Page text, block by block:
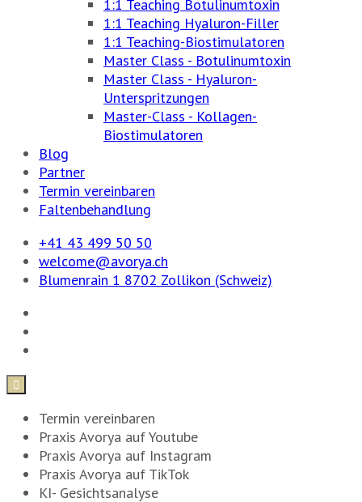
1:1 Teaching Botulinumtoxin
1:1 Teaching Hyaluron-Filler
1:1 Teaching-Biostimulatoren
Master Class - Botulinumtoxin
Master Class - Hyaluron-
Unterspritzungen
Master-Class - Kollagen-
Biostimulatoren
Blog
Partner
Termin vereinbaren
Faltenbehandlung
+41 43 499 50 50
welcome@avorya.ch
Blumenrain 1 8702 Zollikon (Schweiz)

Termin vereinbaren
Praxis Avorya auf Youtube
Praxis Avorya auf Instagram
Praxis Avorya auf TikTok
KI- Gesichtsanalyse